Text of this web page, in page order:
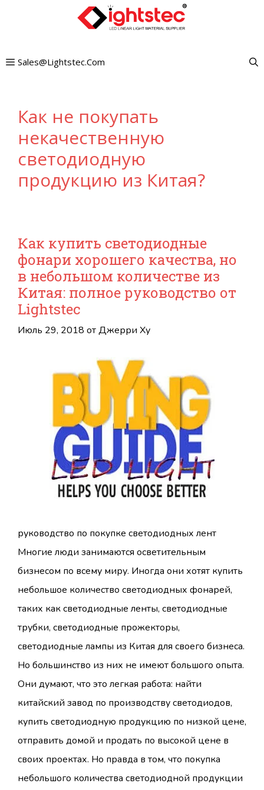
Sales@lightstec.com
Как не покупать
некачественную
светодиодную
продукцию из Китая?
Как купить светодиодные
фонари хорошего качества, но
в небольшом количестве из
Китая: полное руководство от
Lightstec
Июль 29, 2018 отДжерри Ху
руководство по покупке светодиодных лент
Многие люди занимаются осветительным
бизнесом по всему миру. Иногда они хотят купить
небольшое количество светодиодных фонарей,
таких как светодиодные ленты, светодиодные
трубки, светодиодные прожекторы,
светодиодные лампы из Китая для своего бизнеса.
Но большинство из них не имеют большого опыта.
Они думают, что это легкая работа: найти
китайский завод по производству светодиодов,
купить светодиодную продукцию по низкой цене,
отправить домой и продать по высокой цене в
своих проектах. Но правда в том, что покупка
небольшого количества светодиодной продукции